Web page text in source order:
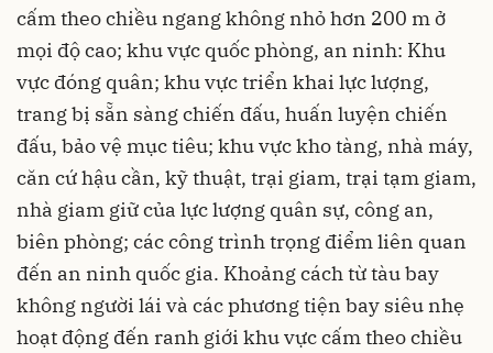
cấm theo chiều ngang không nhỏ hơn 200 m ở
mọi độ cao; khu vực quốc phòng, an ninh: Khu
vực đóng quân; khu vực triển khai lực lượng,
trang bị sẵn sàng chiến đấu, huấn luyện chiến
đấu, bảo vệ mục tiêu; khu vực kho tàng, nhà máy,
căn cứ hậu cần, kỹ thuật, trại giam, trại tạm giam,
nhà giam giữ của lực lượng quân sự, công an,
biên phòng; các công trình trọng điểm liên quan
đến an ninh quốc gia. Khoảng cách từ tàu bay
không người lái và các phương tiện bay siêu nhẹ
hoạt động đến ranh giới khu vực cấm theo chiều